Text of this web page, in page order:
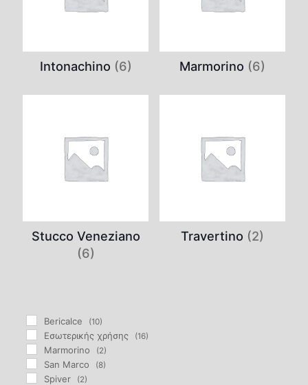
Intonachino (6) Marmorino (6)
Stucco Veneziano
(6)
Travertino (2)
Bericalce (10)
Eσωτερικής χρήσης (16)
Marmorino (2)
San Marco (8)
Spiver (2)